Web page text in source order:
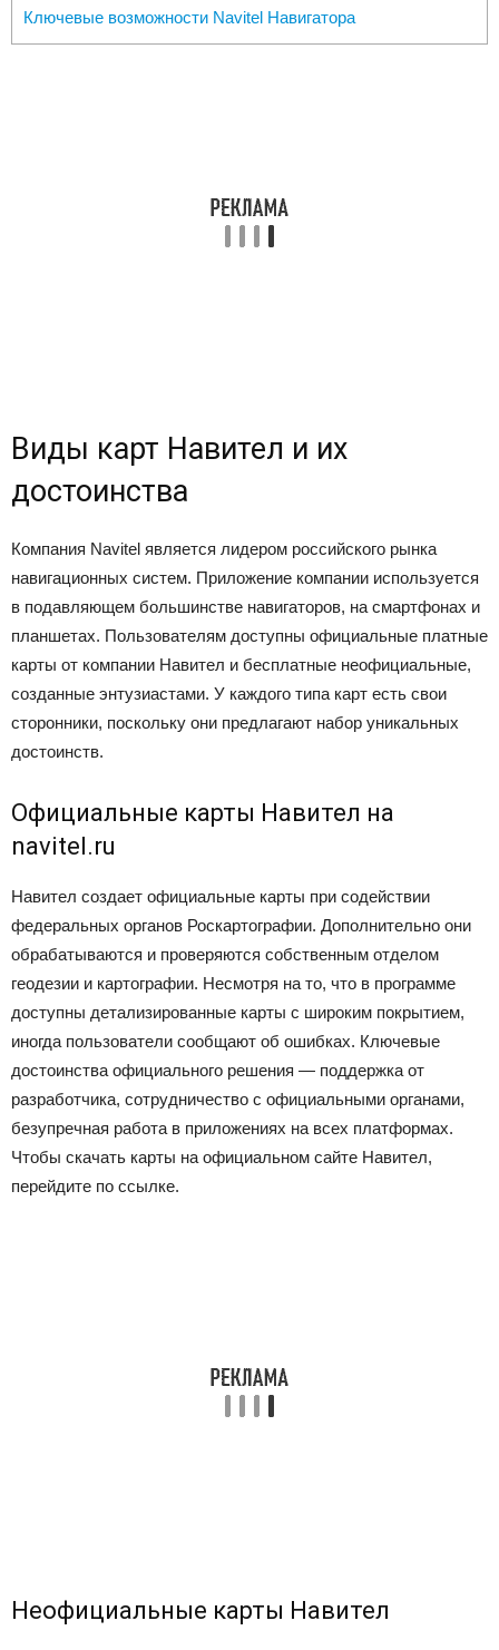
Ключевые возможности Navitel Навигатора
Виды карт Навител и их
достоинства
Компания Navitel является лидером российского рынка
навигационных систем. Приложение компании используется
в подавляющем большинстве навигаторов, на смартфонах и
планшетах. Пользователям доступны официальные платные
карты от компании Навител и бесплатные неофициальные,
созданные энтузиастами. У каждого типа карт есть свои
сторонники, поскольку они предлагают набор уникальных
достоинств.
Официальные карты Навител на
navitel.ru
Навител создает официальные карты при содействии
федеральных органов Роскартографии. Дополнительно они
обрабатываются и проверяются собственным отделом
геодезии и картографии. Несмотря на то, что в программе
доступны детализированные карты с широким покрытием,
иногда пользователи сообщают об ошибках. Ключевые
достоинства официального решения — поддержка от
разработчика, сотрудничество с официальными органами,
безупречная работа в приложениях на всех платформах.
Чтобы скачать карты на официальном сайте Навител,
перейдите по ссылке.
Неофициальные карты Навител